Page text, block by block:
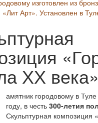
изготовлен из
Арт». Установлен в
ХХ
амятник городовому в
году, в честь300-летия
Скульптурная композиция